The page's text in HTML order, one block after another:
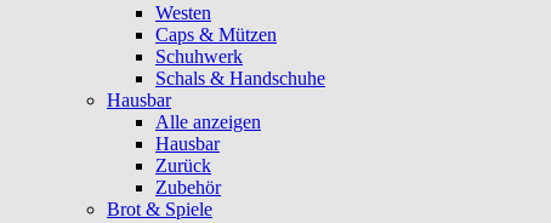
Westen
Caps & Mützen
Schuhwerk
Schals & Handschuhe
Hausbar
Alle anzeigen
Hausbar
Zurück
Zubehör
Brot & Spiele